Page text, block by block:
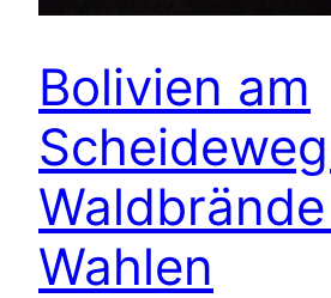
Bolivien am
Wahlen